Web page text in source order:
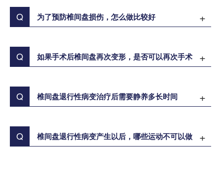
Q 为了预防椎间盘损伤，怎么做比较好
Q 如果手术后椎间盘再次变形，是否可以再次手术
Q 椎间盘退行性病变治疗后需要静养多长时间
Q 椎间盘退行性病变产生以后，哪些运动不可以做